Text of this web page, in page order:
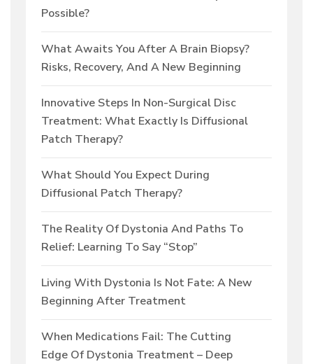
Possible?
What Awaits You After A Brain Biopsy?
Risks, Recovery, And A New Beginning
Innovative Steps In Non-Surgical Disc
Treatment: What Exactly Is Diffusional
Patch Therapy?
What Should You Expect During
Diffusional Patch Therapy?
The Reality Of Dystonia And Paths To
Relief: Learning To Say “Stop”
Living With Dystonia Is Not Fate: A New
Beginning After Treatment
When Medications Fail: The Cutting
Edge Of Dystonia Treatment – Deep